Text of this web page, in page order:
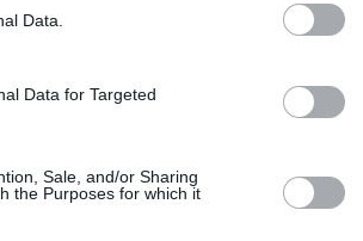
Data.
Data for Targeted
Sale, and/or Sharing
the Purposes for which it
care
și consultarea
și 17 din Pact).
prin